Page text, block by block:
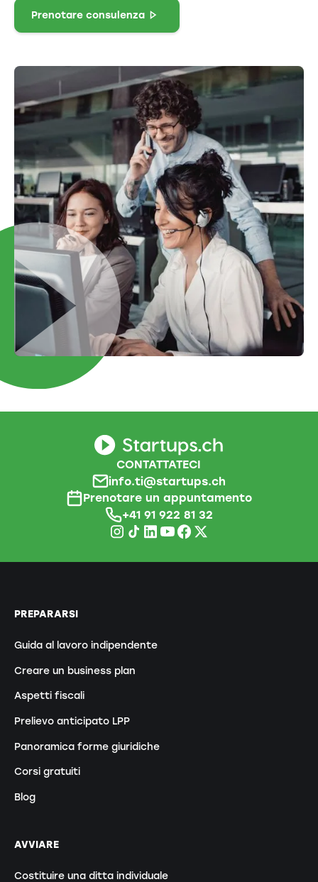
Prenotare consulenza
CONTATTATECI
info.ti@startups.ch
Prenotare un appuntamento
+41 91 922 81 32
PREPARARSI
Guida al lavoro indipendente
Creare un business plan
Aspetti fiscali
Prelievo anticipato LPP
Panoramica forme giuridiche
Corsi gratuiti
Blog
AVVIARE
Costituire una ditta individuale